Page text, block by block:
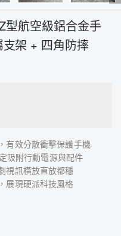
型航空級鋁合金手
架 + 四角防摔
有效分散衝擊保護手機
吸附行動電源與配件
視訊橫放直放都穩
展現硬派科技風格